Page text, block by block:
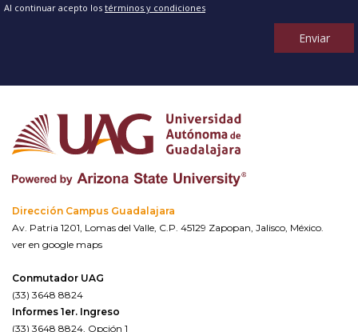
Al continuar acepto los términos y condiciones
Enviar
Dirección Campus Guadalajara
Av. Patria 1201, Lomas del Valle, C.P. 45129 Zapopan, Jalisco, México.
ver en google maps
Conmutador UAG
(33) 3648 8824
Informes 1er. Ingreso
(33) 3648 8824, Opción 1